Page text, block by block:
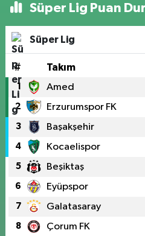
Süper Lig Puan
Süper Lig
# Takım
1 Amed
2 Erzurumspor FK
3 Başakşehir
4 Kocaelispor
5 Beşiktaş
6 Eyüpspor
7 Galatasaray
8 Çorum FK